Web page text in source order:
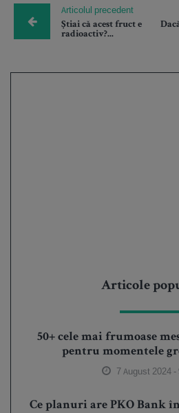
Articolul precedent
Știai că acest fruct e
radioactiv?...
Articole
50+ cele mai frumoase
pentru momentele
7 August 2024 -
Ce planuri are PKO Bank